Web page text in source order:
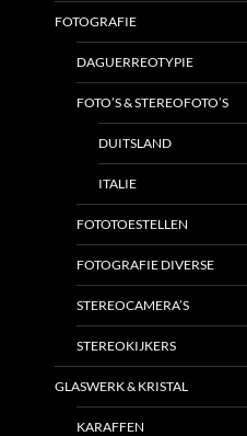
FOTOGRAFIE
DAGUERREOTYPIE
FOTO’S & STEREOFOTO’S
DUITSLAND
ITALIE
FOTOTOESTELLEN
FOTOGRAFIE DIVERSE
STEREOCAMERA’S
STEREOKIJKERS
GLASWERK & KRISTAL
KARAFFEN